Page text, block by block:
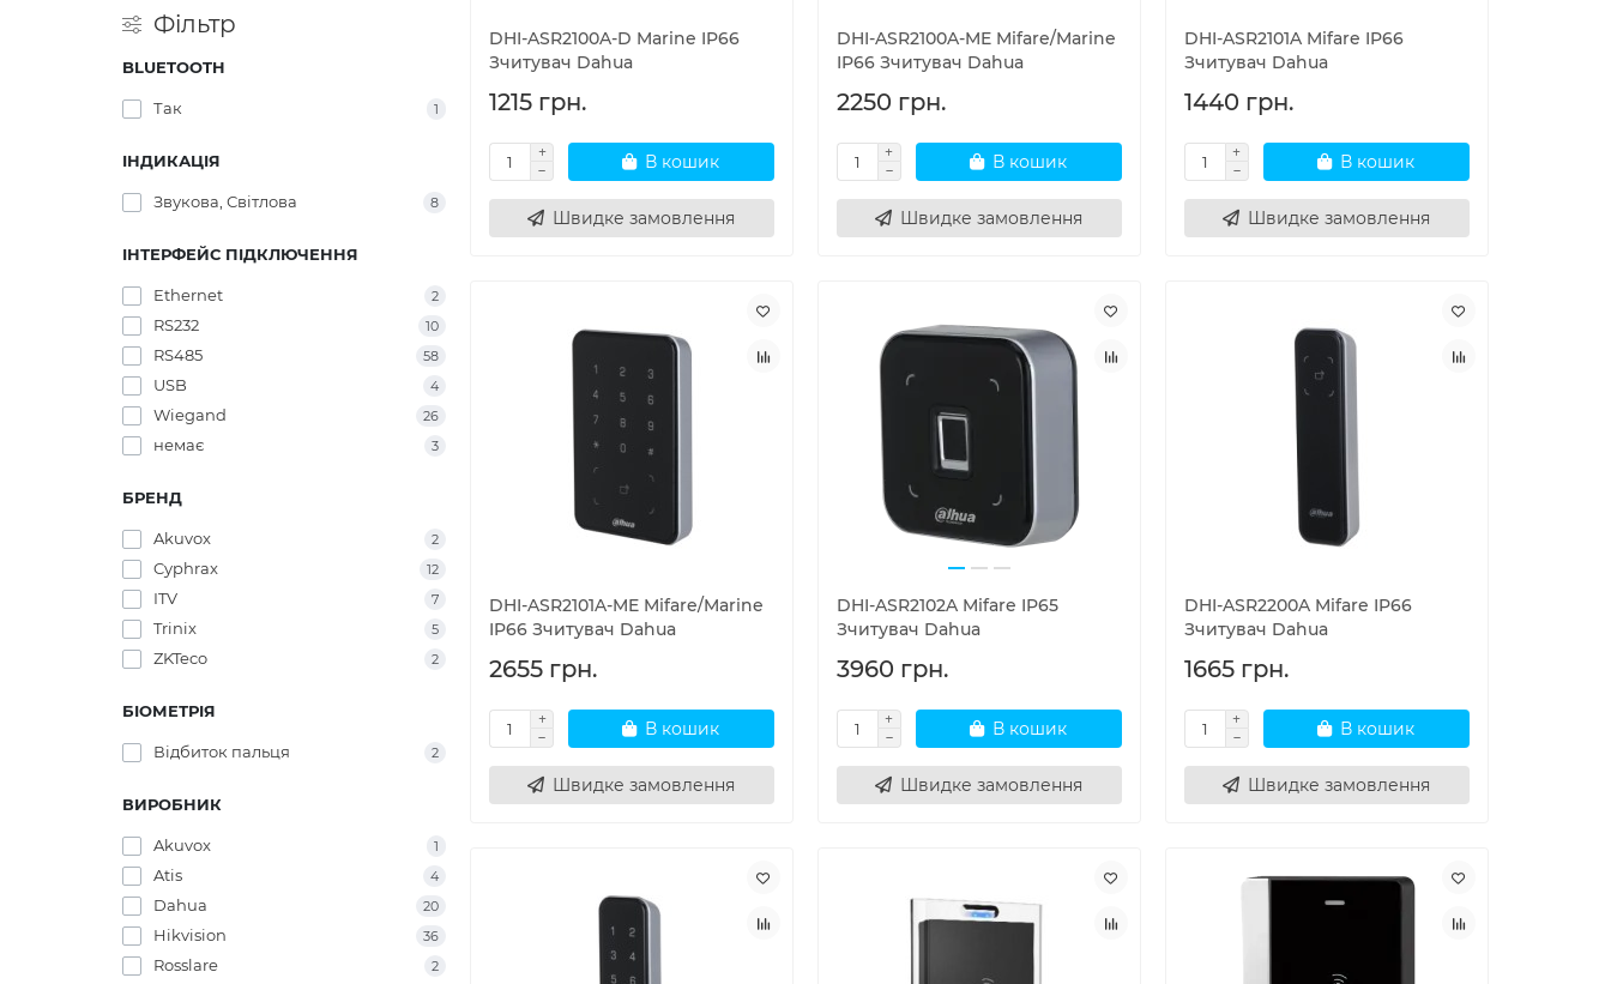
Фільтр
BLUETOOTH
Так 1
ІНДИКАЦІЯ
Звукова, Світлова 8
ІНТЕРФЕЙС ПІДКЛЮЧЕННЯ
Ethernet 2
RS232 10
RS485 58
USB 4
Wiegand 26
немає 3
БРЕНД
Akuvox 2
Cyphrax 12
ITV 7
Trinix 5
ZKTeco 2
БІОМЕТРІЯ
Відбиток пальця 2
ВИРОБНИК
Akuvox 1
Atis 4
Dahua 20
Hikvision 36
Rosslare 2
DHI-ASR2100A-D Marine IP66
Зчитувач Dahua
1215 грн.
В кошик
Швидке замовлення
DHI-ASR2100A-ME Mifare/Marine
IP66 Зчитувач Dahua
2250 грн.
В кошик
Швидке замовлення
DHI-ASR2101A Mifare IP66
Зчитувач Dahua
1440 грн.
В кошик
Швидке замовлення
DHI-ASR2101A-ME Mifare/Marine
IP66 Зчитувач Dahua
2655 грн.
В кошик
Швидке замовлення
DHI-ASR2102A Mifare IP65
Зчитувач Dahua
3960 грн.
В кошик
Швидке замовлення
DHI-ASR2200A Mifare IP66
Зчитувач Dahua
1665 грн.
В кошик
Швидке замовлення